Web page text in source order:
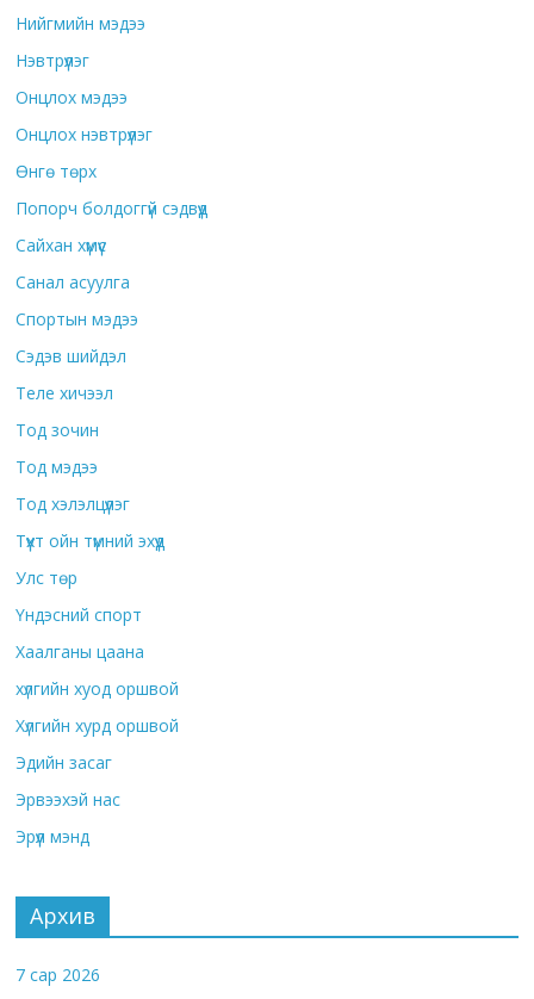
Нийгмийн мэдээ
Нэвтрүүлэг
Онцлох мэдээ
Онцлох нэвтрүүлэг
Өнгө төрх
Попорч болдоггүй сэдвүүд
Сайхан хүмүүс
Санал асуулга
Спортын мэдээ
Сэдэв шийдэл
Теле хичээл
Тод зочин
Тод мэдээ
Тод хэлэлцүүлэг
Түүхт ойн түмний эхүүд
Улс төр
Үндэсний спорт
Хаалганы цаана
хүлгийн хуод оршвой
Хүлгийн хурд оршвой
Эдийн засаг
Эрвээхэй нас
Эрүүл мэнд
Архив
7 сар 2026